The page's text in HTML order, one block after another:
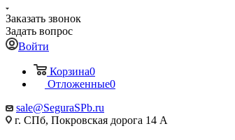
Заказать звонок
Задать вопрос
Войти
Корзина0
Отложенные0
sale@SeguraSPb.ru
г. СПб, Покровская дорога 14 А